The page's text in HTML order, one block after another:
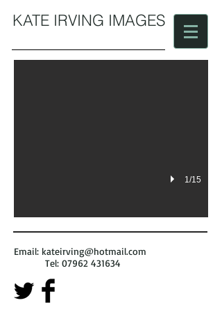
KATE IRVING IMAGES
Cold Fish
1/15
Email: kateirving@hotmail.com
Tel: 07962 431634